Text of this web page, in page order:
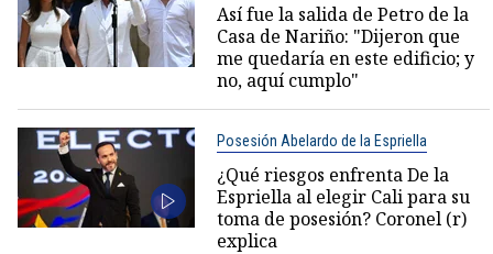
Así fue la salida de Petro de la
Casa de Nariño: "Dijeron que
me quedaría en este edificio; y
no, aquí cumplo"
Posesión Abelardo de la Espriella
¿Qué riesgos enfrenta De la
Espriella al elegir Cali para su
toma de posesión? Coronel (r)
explica